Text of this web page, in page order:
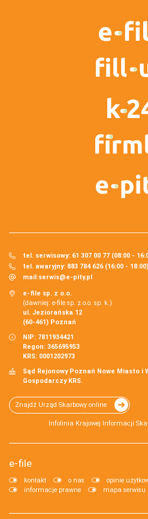
tel. serwisowy: 61 307 00 77 (08:00 -
tel. awaryjny: 883 784 626 (16:00 - 18:00)
mail:serwis@e-pity.pl
e-file sp. z o.o.
(dawniej: e-file sp. z o.o. sp. k.)
ul. Jeziorańska 12
(60-461) Poznań
NIP: 7811934421
Regon: 365695953
KRS: 0001202973
Sąd Rejonowy Poznań Nowe Miasto i
Gospodarczy KRS.
Znajdź Urząd Skarbowy online
Infolinia Krajowej Informacji
e-file
kontakt o nas opinie
informacje prawne
mapa serwisu